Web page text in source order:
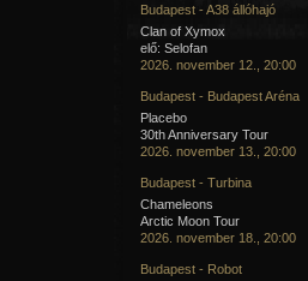
Budapest - A38 állóhajó
Clan of Xymox
elő: Selofan
2026. november 12., 20:00
Budapest - Budapest Aréna
Placebo
30th Anniversary Tour
2026. november 13., 20:00
Budapest - Turbina
Chameleons
Arctic Moon Tour
2026. november 18., 20:00
Budapest - Robot